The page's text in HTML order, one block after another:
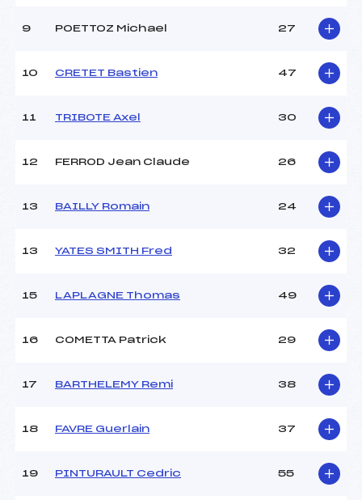
beau
12H20
RIBOTTO GREGORY ()
Ouvreurs B :
GELLIE TIMOTHE ()
Ouvreurs D :
RIVES LOUIS ()
Température arrivée :
9 POETTOZ Michael 27
10 CRETET Bastien 47
11 TRIBOTE Axel 30
12 FERROD Jean Claude 26
13 BAILLY Romain 24
13 YATES SMITH Fred 32
15 LAPLAGNE Thomas 49
16 COMETTA Patrick 29
17 BARTHELEMY Remi 38
18 FAVRE Guerlain 37
19 PINTURAULT Cedric 55